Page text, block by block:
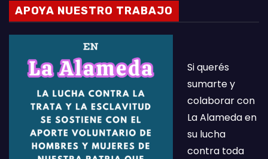
APOYA NUESTRO TRABAJO
Si querés
sumarte y
colaborar con
La Alameda en
su lucha
contra toda